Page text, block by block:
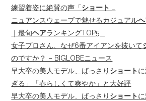
練習着姿に絶賛の声「ショート
ニュアンスウェーブで魅せるカジュアル
｜最旬ヘアランキングTOP5 …
女子プロさん、なぜ6番アイアンを抜いて
のですか？ – BIGLOBEニュース
早大卒の美人モデル、ばっさり ショート
ぎる」「春らしくて爽やか」と大好評
早大卒の美人モデル、ばっさり ショート